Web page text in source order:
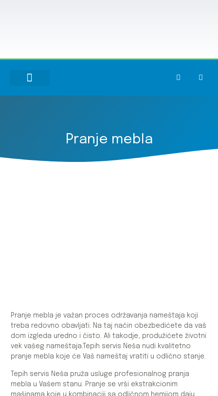
Pranje mebla
Pranje mebla je važan proces održavanja nameštaja koji
treba redovno obavljati. Na taj način obezbedićete da vaš
dom izgleda uredno i čisto. Ali takodje, produžićete životni
vek vašeg nameštaja.Tepih servis Neša nudi kvalitetno
pranje mebla koje će Vaš nameštaj vratiti u odlično stanje.
Tepih servis Neša pruža usluge profesionalnog pranja
mebla u Vašem stanu. Pranje se vrši ekstrakcionim
mašinama koje u kombinaciji sa odličnom hemijom daju